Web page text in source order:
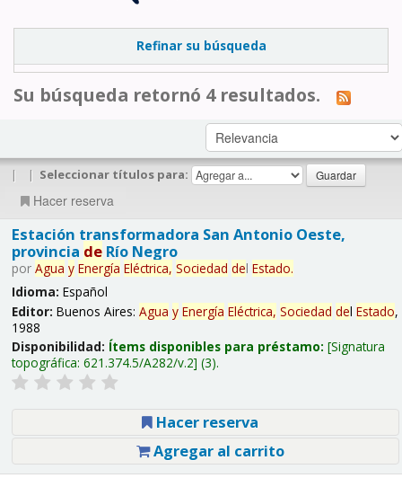
Refinar su búsqueda
Su búsqueda retornó 4 resultados.
| | Seleccionar títulos para:
Hacer reserva
Estación transformadora San Antonio Oeste,
provincia deRío Negro
por Agua y Energía Eléctrica, Sociedad del Estado.
Idioma: Español
Editor: Buenos Aires: Agua y Energía Eléctrica, Sociedad del Estado,
1988
Disponibilidad: Ítems disponibles para préstamo: Signatura
topográfica: 621.374.5/A282/v.2 (3).
Hacer reserva
Agregar al carrito